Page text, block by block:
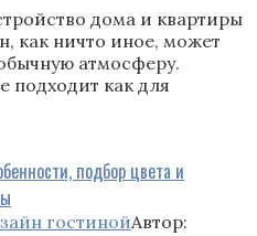
дома и квартиры
как ничто иное, может
атмосферу.
подходит как для
подбор цвета и
гостинойАвтор: